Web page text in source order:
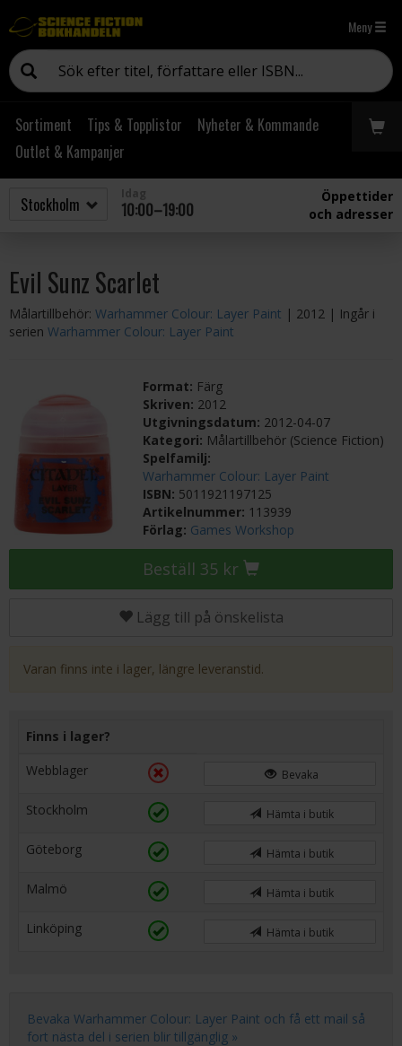
Meny
Sortiment Tips & Topplistor
Nyheter & Kommande
Outlet & Kampanjer
10:00–19:00
Öppettider
och adresser
Evil Sunz Scarlet
Målartillbehör: Warhammer Colour: Layer Paint | 2012 | Ingår i
serien Warhammer Colour: Layer Paint
Format: Färg
Skriven: 2012
Utgivningsdatum: 2012-04-07
Kategori: Målartillbehör (Science Fiction)
Spelfamilj:
Warhammer Colour: Layer Paint
ISBN: 5011921197125
Artikelnummer: 113939
Förlag: Games Workshop
Beställ 35 kr
Lägg till på önskelista
Varan finns inte i lager, längre leveranstid.
Finns i lager?
Webblager
Bevaka
Stockholm Hämta i butik
Göteborg Hämta i butik
Malmö Hämta i butik
Linköping Hämta i butik
Bevaka Warhammer Colour: Layer Paint och få ett mail så
fort nästa del i serien blir tillgänglig »